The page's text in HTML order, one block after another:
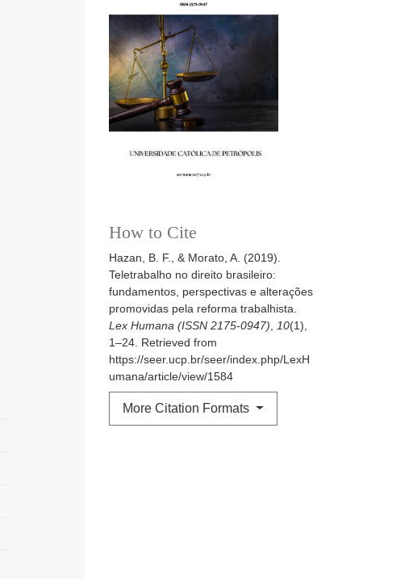
How to Cite
Hazan, B. F., & Morato, A. (2019).
Teletrabalho no direito brasileiro:
fundamentos, perspectivas e alterações
promovidas pela reforma trabalhista.
Lex Humana (ISSN 2175-0947), 10(1),
1–24. Retrieved from
https://seer.ucp.br/seer/index.php/LexH
umana/article/view/1584
More Citation Formats